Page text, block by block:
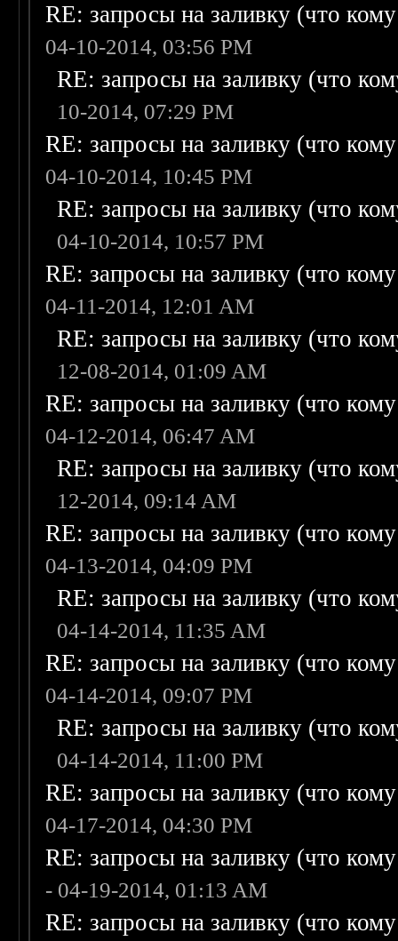
RE: запросы на заливку (что
04-10-2014, 03:56 PM
RE: запросы на заливку (что
10-2014, 07:29 PM
RE: запросы на заливку (что
04-10-2014, 10:45 PM
RE: запросы на заливку (что
04-10-2014, 10:57 PM
RE: запросы на заливку (что
04-11-2014, 12:01 AM
RE: запросы на заливку (что
12-08-2014, 01:09 AM
RE: запросы на заливку (что
04-12-2014, 06:47 AM
RE: запросы на заливку (что
12-2014, 09:14 AM
RE: запросы на заливку (что
04-13-2014, 04:09 PM
RE: запросы на заливку (что
04-14-2014, 11:35 AM
RE: запросы на заливку (что
04-14-2014, 09:07 PM
RE: запросы на заливку (что
04-14-2014, 11:00 PM
RE: запросы на заливку (что
04-17-2014, 04:30 PM
RE: запросы на заливку (что
- 04-19-2014, 01:13 AM
RE: запросы на заливку (что